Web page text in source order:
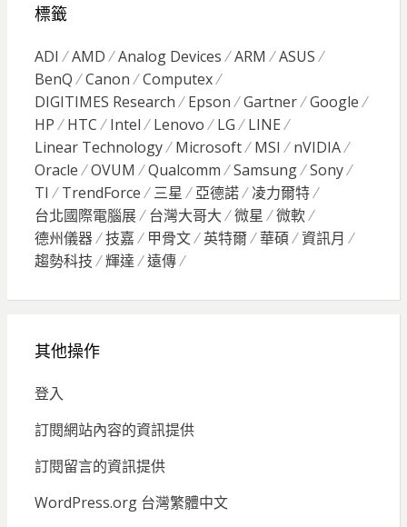
標籤
ADI AMD Analog Devices ARM
ASUS
BenQ
Canon
Computex
DIGITIMES Research
Epson Gartner
Google
HP
HTC Intel Lenovo LG
LINE
Linear Technology
Microsoft MSI
nVIDIA
Oracle
OVUM Qualcomm Samsung
Sony
TI
TrendForce 三星 亞德諾
凌力爾特
台北國際電腦展
台灣大哥大 微星
微軟
德州儀器
技嘉 甲骨文 英特爾 華碩
資訊月
趨勢科技
輝達 遠傳
其他操作
登入
訂閱網站內容的資訊提供
訂閱留言的資訊提供
WordPress.org 台灣繁體中文